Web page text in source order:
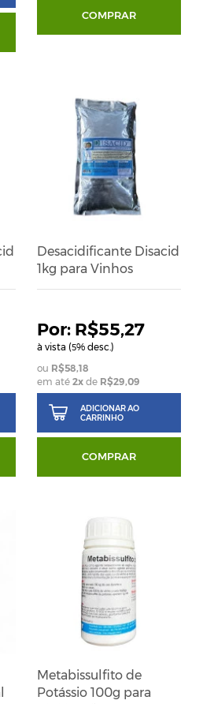
COMPRAR
Desacidificante Disacid
1kg para Vinhos
R$55,27
à vista (5% desc.)
R$58,18
em até 2xde R$29,09
ADICIONAR AO
CARRINHO
COMPRAR
Metabissulfito de
Potássio 100g para